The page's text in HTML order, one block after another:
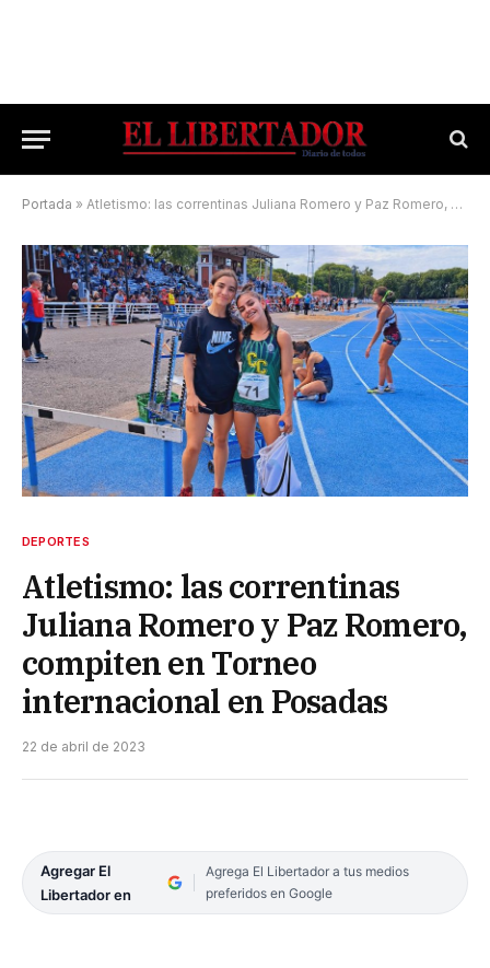
Portada » Atletismo: las correntinas Juliana Romero y Paz Romero, compiten en Torneo internacional en Posadas
DEPORTES
Atletismo: las correntinas
Juliana Romero y Paz Romero,
compiten en Torneo
internacional en Posadas
22 de abril de 2023
Agregar El
Libertador en
Agrega El Libertador a tus medios
preferidos en Google